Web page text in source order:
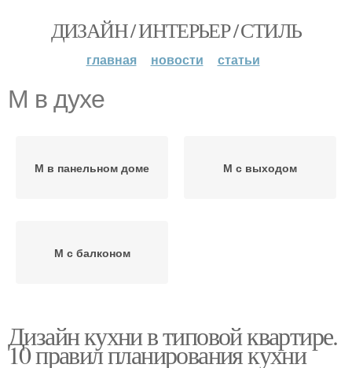
ДИЗАЙН / ИНТЕРЬЕР / СТИЛЬ
главная новости статьи
М в духе
М в панельном доме М с выходом
М с балконом
Дизайн кухни в типовой квартире.
10 правил планирования кухни